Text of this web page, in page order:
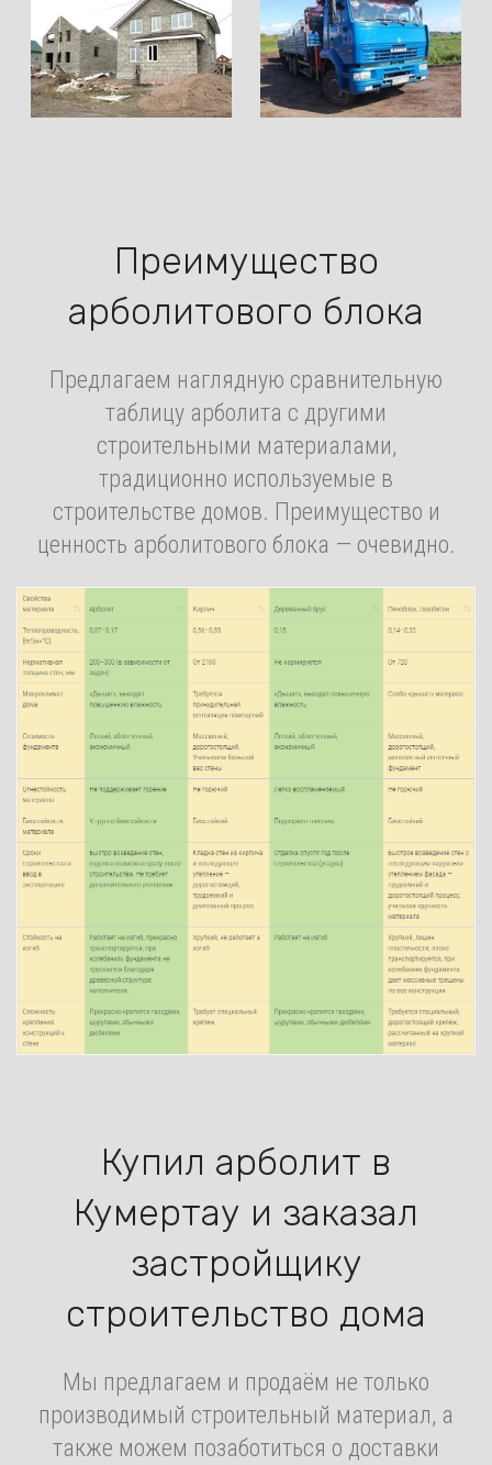
Преимущество
арболитового блока
Предлагаем наглядную сравнительную
таблицу арболита с другими
строительными материалами,
традиционно используемые в
строительстве домов. Преимущество и
ценность арболитового блока — очевидно.
Купил арболит в
Кумертау и заказал
застройщику
строительство дома
Мы предлагаем и продаём не только
производимый строительный материал, а
также можем позаботиться о доставки